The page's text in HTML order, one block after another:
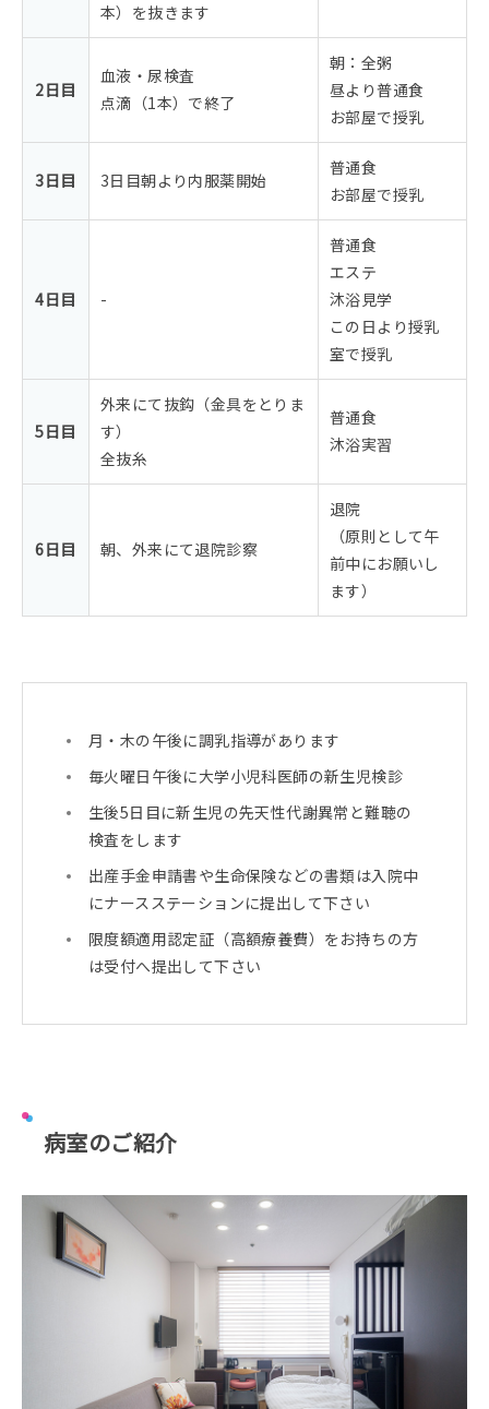
本）を抜きます
2日目
血液・尿検査
点滴（1本）で終了
朝：全粥
昼より普通食
お部屋で授乳
3日目 3日目朝より内服薬開始
普通食
お部屋で授乳
4日目 -
普通食
エステ
沐浴見学
この日より授乳
室で授乳
5日目
外来にて抜鈎（金具をとりま
す）
全抜糸
普通食
沐浴実習
6日目 朝、外来にて退院診察
退院
（原則として午
前中にお願いし
ます）
月・木の午後に調乳指導があります
毎火曜日午後に大学小児科医師の新生児検診
生後5日目に新生児の先天性代謝異常と難聴の
検査をします
出産手金申請書や生命保険などの書類は入院中
にナースステーションに提出して下さい
限度額適用認定証（高額療養費）をお持ちの方
は受付へ提出して下さい
病室のご紹介